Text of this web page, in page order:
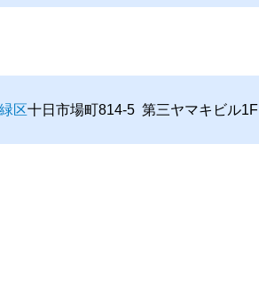
緑区十日市場町814-5 第三ヤマキビル1F